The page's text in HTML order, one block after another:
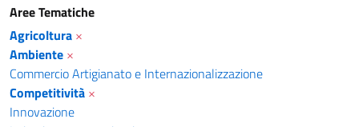
Catalogo bandi - Servizi Digitali Regione
Aree Tematiche
Agricoltura ×
Ambiente ×
Commercio Artigianato e Internazionalizzazione
Competitività ×
Innovazione